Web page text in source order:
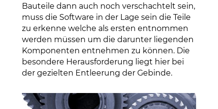
Bauteile dann auch noch verschachtelt sein,
muss die Software in der Lage sein die Teile
zu erkenne welche als ersten entnommen
werden müssen um die darunter liegenden
Komponenten entnehmen zu können. Die
besondere Herausforderung liegt hier bei
der gezielten Entleerung der Gebinde.